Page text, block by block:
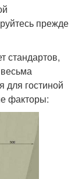
прежде
стандартов,
для гостиной
факторы: